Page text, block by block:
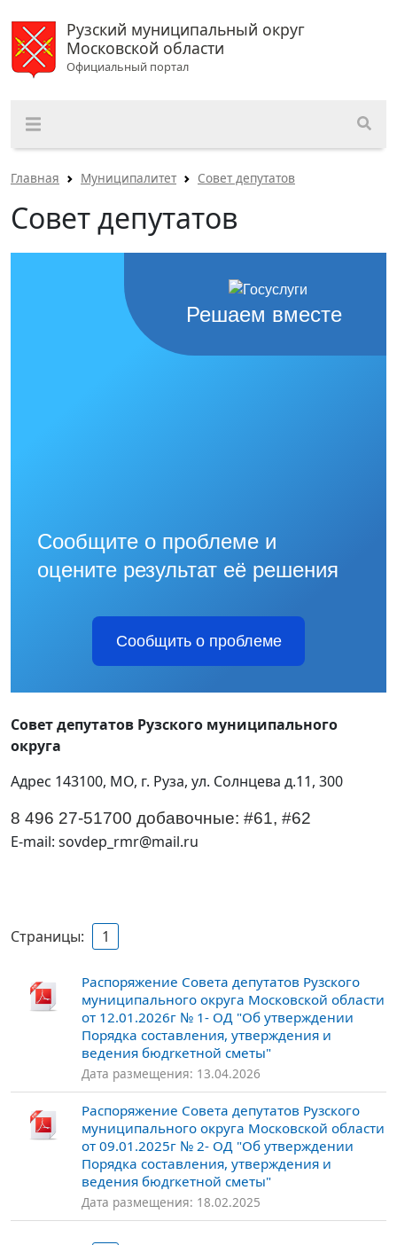
Рузский муниципальный округ
Московской области
Официальный портал
Главная Муниципалитет Совет депутатов
Совет депутатов
Решаем вместе
Сообщите о проблеме и
оцените результат её решения
Сообщить о проблеме
Совет депутатов Рузского муниципального
округа
Адрес 143100, МО, г. Руза, ул. Солнцева д.11, 300
8 496 27-51700 добавочные: #61, #62
E-mail: sovdep_rmr@mail.ru
Страницы: 1
Распоряжение Совета депутатов Рузского
муниципального округа Московской области
от 12.01.2026г № 1- ОД "Об утверждении
Порядка составления, утверждения и
ведения бюдrкетной сметы"
Дата размещения: 13.04.2026
Распоряжение Совета депутатов Рузского
муниципального округа Московской области
от 09.01.2025г № 2- ОД "Об утверждении
Порядка составления, утверждения и
ведения бюдrкетной сметы"
Дата размещения: 18.02.2025